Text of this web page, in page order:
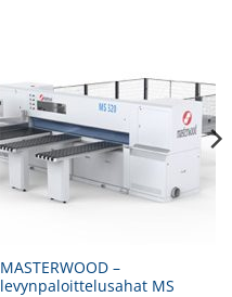
MASTERWOOD –
levynpaloittelusahat MS